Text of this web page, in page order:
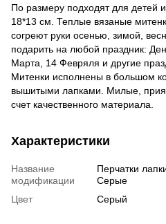
По размеру подходят для детей
18*13 см. Теплые вязаные
согреют руки осенью, зимой,
подарить на любой праздник:
Марта, 14 Февряля и другие
Митенки исполнены в большом
вышитыми лапками. Милые,
счет качественного материала.
Характеристики
Название
модификации
Перчатки
Серые
Цвет
Серый